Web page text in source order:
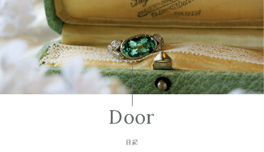
Door
日記